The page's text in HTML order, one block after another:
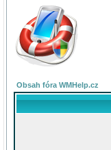
Obsah fóra WMHelp.cz